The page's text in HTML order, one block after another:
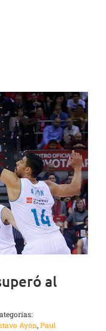
al
Ayón,Paul